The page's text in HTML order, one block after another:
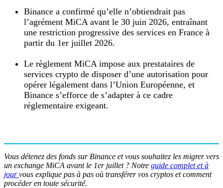
Binance a confirmé qu’elle n’obtiendrait pas
l’agrément MiCA avant le 30 juin 2026, entraînant
une restriction progressive des services en France à
partir du 1er juillet 2026.
Le règlement MiCA impose aux prestataires de
services crypto de disposer d’une autorisation pour
opérer légalement dans l’Union Européenne, et
Binance s’efforce de s’adapter à ce cadre
réglementaire exigeant.
Vous détenez des fonds sur Binance et vous souhaitez les migrer vers
un exchange MiCA avant le 1er juillet ? Notre guide complet et à
jourvous explique pas à pas où transférer vos cryptos et comment
procéder en toute sécurité.